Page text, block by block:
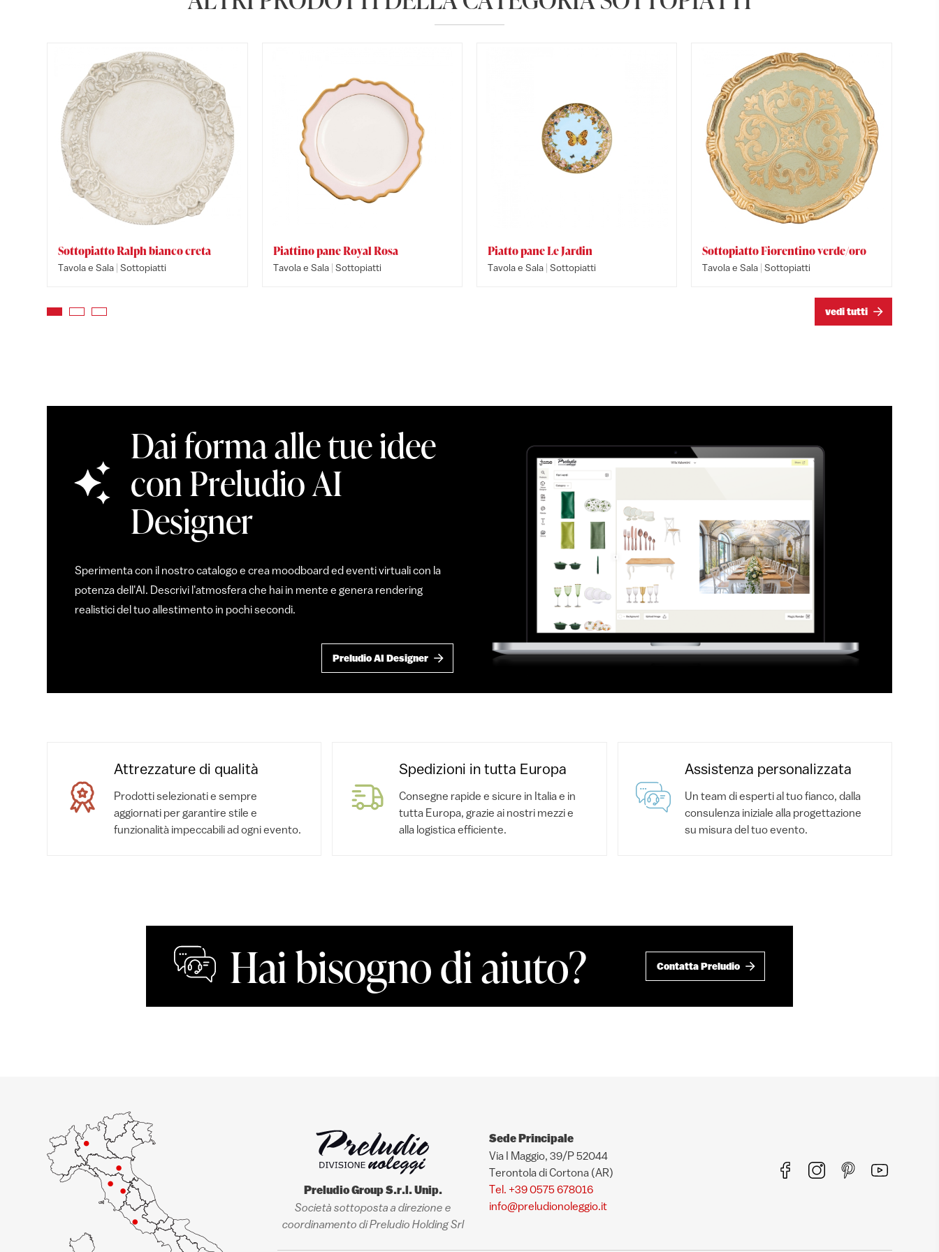
Sottopiatto Ralph bianco creta
Tavola e Sala | Sottopiatti
Piattino pane Royal Rosa
Tavola e Sala | Sottopiatti
Piatto pane Le Jardin
Tavola e Sala | Sottopiatti
Sottopiatto Fiorentino verde/oro
Tavola e Sala | Sottopiatti
vedi tutti
Dai forma alle tue idee
con Preludio AI
Designer
Sperimenta con il nostro catalogo e crea moodboard ed eventi virtuali con la
potenza dell'AI. Descrivi l'atmosfera che hai in mente e genera rendering
realistici del tuo allestimento in pochi secondi.
Preludio AI Designer
Attrezzature di qualità
Prodotti selezionati e sempre
aggiornati per garantire stile e
funzionalità impeccabili ad ogni evento.
Spedizioni in tutta Europa
Consegne rapide e sicure in Italia e in
tutta Europa, grazie ai nostri mezzi e
alla logistica efficiente.
Assistenza personalizzata
Un team di esperti al tuo fianco, dalla
consulenza iniziale alla progettazione
su misura del tuo evento.
Hai bisogno di aiuto? Contatta Preludio
Preludio Group S.r.l. Unip.
Società sottoposta a direzione e
coordinamento di Preludio Holding Srl
Sede Principale
Via I Maggio, 39/P 52044
Terontola di Cortona (AR)
Tel. +39 0575 678016
info@preludionoleggio.it